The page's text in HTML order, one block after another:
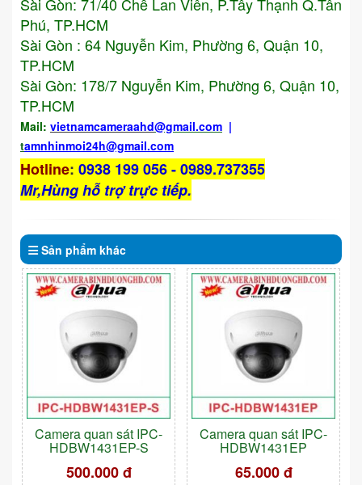
Sài Gòn: 71/40 Chế Lan Viên, P.Tây Thạnh Q.Tân
Phú, TP.HCM
Sài Gòn : 64 Nguyễn Kim, Phường 6, Quận 10,
TP.HCM
Sài Gòn: 178/7 Nguyễn Kim, Phường 6, Quận 10,
TP.HCM
Mail: vietnamcameraahd@gmail.com |
tamnhinmoi24h@gmail.com
Hotline: 0938 199 056 - 0989.737355
Mr,Hùng hỗ trợ trực tiếp.
Sản phẩm khác
Camera quan sát IPC-
HDBW1431EP-S
500.000 đ
Camera quan sát IPC-
HDBW1431EP
65.000 đ